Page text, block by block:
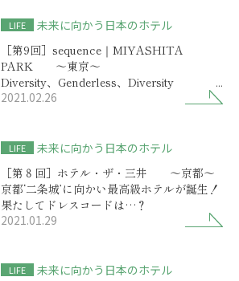
LIFE
未来に向かう日本のホテル
［第9回］sequence｜MIYASHITA
PARK ～東京～
Diversity、Genderless、Diversity
未来を目指す新しい感性が生きる
2021.02.26
LIFE
未来に向かう日本のホテル
［第８回］ホテル・ザ・三井 ～京都～
京都‘二条城’に向かい最高級ホテルが誕生！
果たしてドレスコードは…？
2021.01.29
LIFE
未来に向かう日本のホテル